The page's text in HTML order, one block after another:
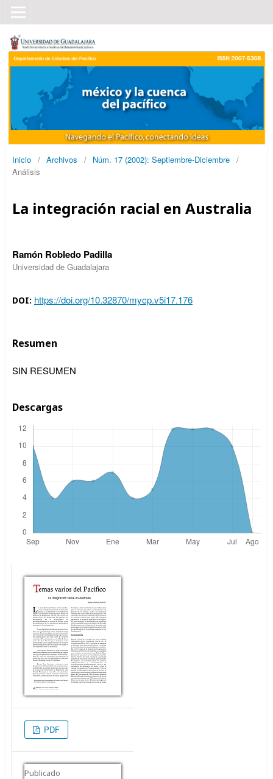
Inicio / Archivos / Núm. 17 (2002): Septiembre-Diciembre /
Análisis
La integración racial en Australia
Ramón Robledo Padilla
Universidad de Guadalajara
DOI: https://doi.org/10.32870/mycp.v5i17.176
Resumen
SIN RESUMEN
Descargas
PDF
Publicado